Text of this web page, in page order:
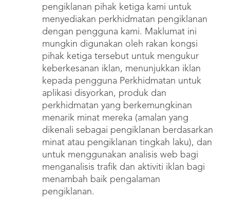
pengiklanan pihak ketiga kami untuk
menyediakan perkhidmatan pengiklanan
dengan pengguna kami. Maklumat ini
mungkin digunakan oleh rakan kongsi
pihak ketiga tersebut untuk mengukur
keberkesanan iklan, menunjukkan iklan
kepada pengguna Perkhidmatan untuk
aplikasi disyorkan, produk dan
perkhidmatan yang berkemungkinan
menarik minat mereka (amalan yang
dikenali sebagai pengiklanan berdasarkan
minat atau pengiklanan tingkah laku), dan
untuk menggunakan analisis web bagi
menganalisis trafik dan aktiviti iklan bagi
menambah baik pengalaman
pengiklanan.